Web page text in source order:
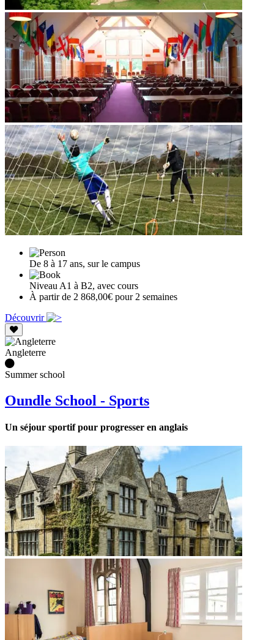
De 8 à 17 ans, sur le campus
Niveau A1 à B2, avec cours
À partir de 2 868,00€ pour 2 semaines
Découvrir
Angleterre
Summer school
Oundle School - Sports
Un séjour sportif pour progresser en anglais